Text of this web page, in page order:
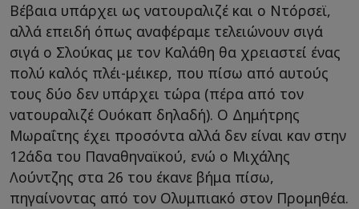
Βέβαια υπάρχει ως νατουραλιζέ και ο Ντόρσεϊ,
αλλά επειδή όπως αναφέραμε τελειώνουν σιγά
σιγά ο Σλούκας με τον Καλάθη θα χρειαστεί ένας
πολύ καλός πλέι-μέικερ, που πίσω από αυτούς
τους δύο δεν υπάρχει τώρα (πέρα από τον
νατουραλιζέ Ουόκαπ δηλαδή). Ο Δημήτρης
Μωραΐτης έχει προσόντα αλλά δεν είναι καν στην
12άδα του Παναθηναϊκού, ενώ ο Μιχάλης
Λούντζης στα 26 του έκανε βήμα πίσω,
πηγαίνοντας από τον Ολυμπιακό στον Προμηθέα.